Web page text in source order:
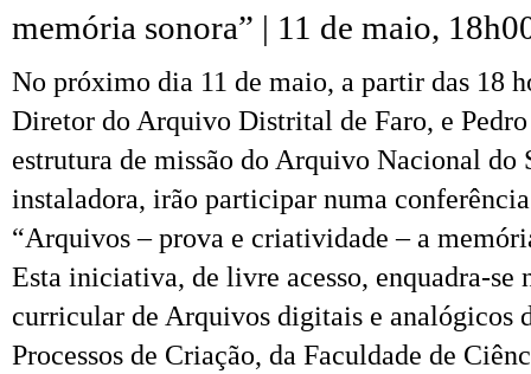
memória sonora” | 11 de maio,
No próximo dia 11 de maio, a partir das 18
Diretor do Arquivo Distrital de Faro, e
estrutura de missão do Arquivo Nacional do
instaladora, irão participar numa
“Arquivos – prova e criatividade – a
Esta iniciativa, de livre acesso, enquadra-se
curricular de Arquivos digitais e analógicos
Processos de Criação, da Faculdade de